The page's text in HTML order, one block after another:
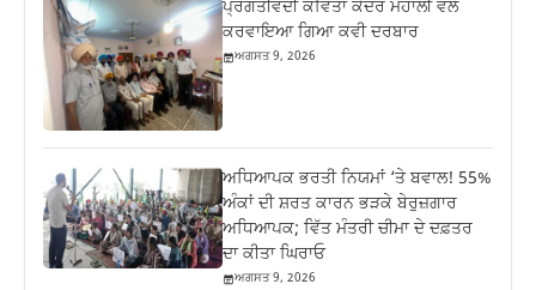
ਪ੍ਰਗਤੀਵਦੀ ਕਵਿਤਾ ਕੇਂਦਰ ਮੋਹਾਲੀ ਵਲੋਂ
ਕਰਵਾਇਆ ਗਿਆ ਕਵੀ ਦਰਬਾਰ
ਅਗਸਤ 9, 2026
ਅਧਿਆਪਕ ਭਰਤੀ ਨਿਯਮਾਂ ‘ਤੇ ਬਵਾਲ! 55%
ਅੰਕਾਂ ਦੀ ਸ਼ਰਤ ਕਾਰਨ ਭੜਕੇ ਬੇਰੁਜ਼ਗਾਰ
ਅਧਿਆਪਕ; ਵਿੱਤ ਮੰਤਰੀ ਚੀਮਾ ਦੇ ਦਫ਼ਤਰ
ਦਾ ਕੀਤਾ ਘਿਰਾਓ
ਅਗਸਤ 9, 2026